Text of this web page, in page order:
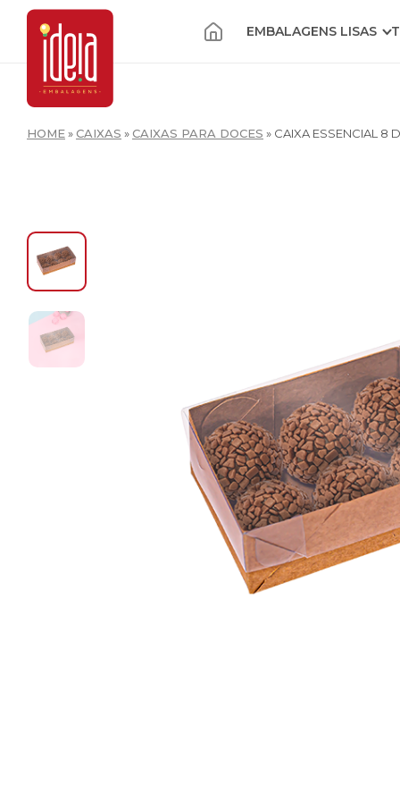
EMBALAGENS LISAS
HOME»CAIXAS »CAIXAS PARA DOCES » CAIXA ESSENCIAL 8